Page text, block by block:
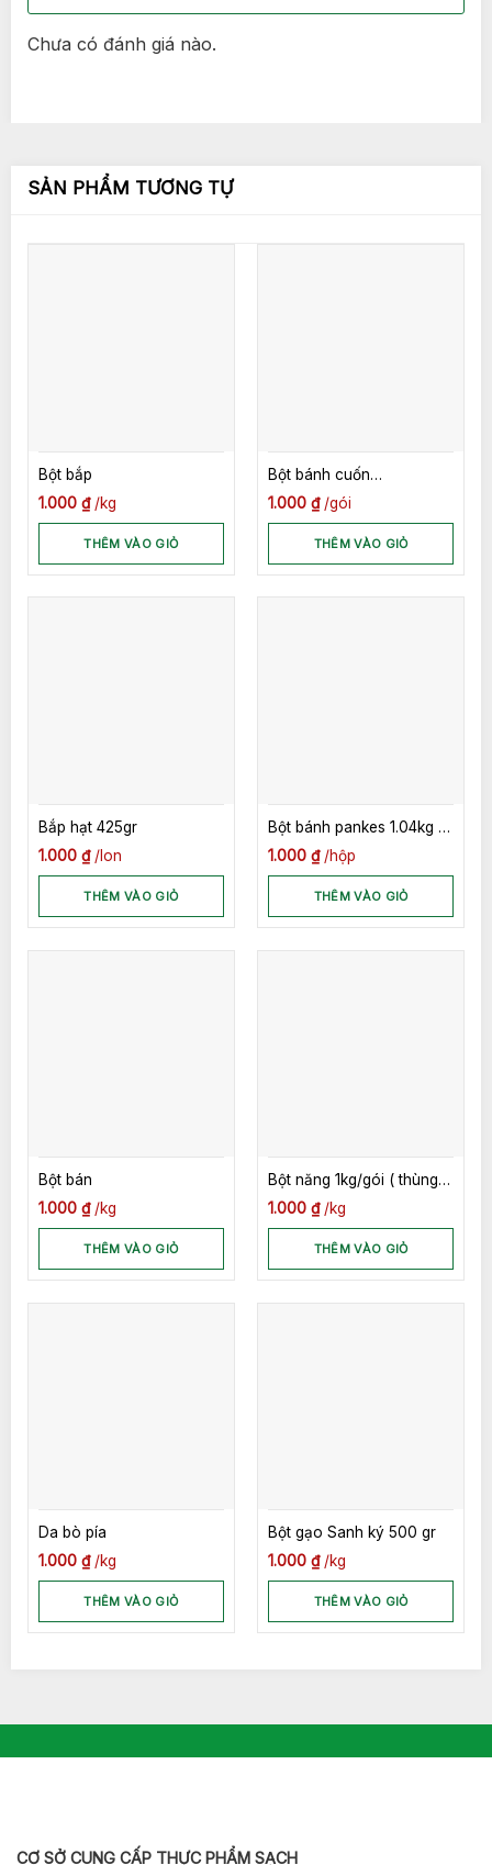
Chưa có đánh giá nào.
SẢN PHẨM TƯƠNG TỰ
Bột bắp
1.000 ₫ kg
THÊM VÀO GIỎ
Bột bánh cuốn
400gr*24goi
1.000 ₫ gói
THÊM VÀO GIỎ
Bắp hạt 425gr
1.000 ₫ lon
THÊM VÀO GIỎ
Bột bánh pankes 1.04kg (
Thùng 15 hộp)
1.000 ₫ hộp
THÊM VÀO GIỎ
Bột bán
1.000 ₫ kg
THÊM VÀO GIỎ
Bột năng 1kg/gói ( thùng
10 kg)
1.000 ₫ kg
THÊM VÀO GIỎ
Da bò pía
1.000 ₫ kg
THÊM VÀO GIỎ
Bột gạo Sanh ký 500 gr
1.000 ₫ kg
THÊM VÀO GIỎ
CƠ SỞ CUNG CẤP THỰC PHẨM SẠCH